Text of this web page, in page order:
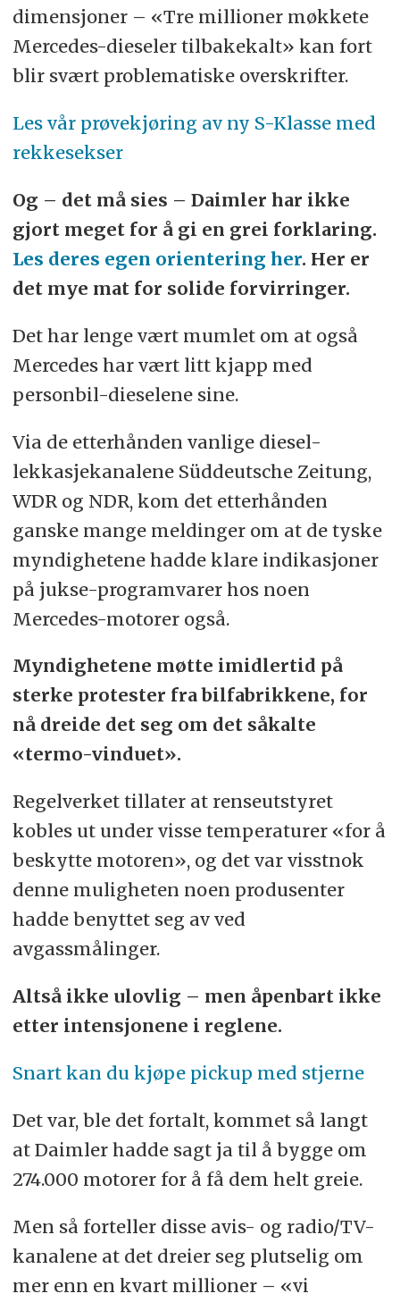
dimensjoner – «Tre millioner møkkete
Mercedes-dieseler tilbakekalt» kan fort
blir svært problematiske overskrifter.
Les vår prøvekjøring av ny S-Klasse med
rekkesekser
Og – det må sies – Daimler har ikke
gjort meget for å gi en grei forklaring.
Les deres egen orientering her. Her er
det mye mat for solide forvirringer.
Det har lenge vært mumlet om at også
Mercedes har vært litt kjapp med
personbil-dieselene sine.
Via de etterhånden vanlige diesel-
lekkasjekanalene Süddeutsche Zeitung,
WDR og NDR, kom det etterhånden
ganske mange meldinger om at de tyske
myndighetene hadde klare indikasjoner
på jukse-programvarer hos noen
Mercedes-motorer også.
Myndighetene møtte imidlertid på
sterke protester fra bilfabrikkene, for
nå dreide det seg om det såkalte
«termo-vinduet».
Regelverket tillater at renseutstyret
kobles ut under visse temperaturer «for å
beskytte motoren», og det var visstnok
denne muligheten noen produsenter
hadde benyttet seg av ved
avgassmålinger.
Altså ikke ulovlig – men åpenbart ikke
etter intensjonene i reglene.
Snart kan du kjøpe pickup med stjerne
Det var, ble det fortalt, kommet så langt
at Daimler hadde sagt ja til å bygge om
274.000 motorer for å få dem helt greie.
Men så forteller disse avis- og radio/TV-
kanalene at det dreier seg plutselig om
mer enn en kvart millioner – «vi